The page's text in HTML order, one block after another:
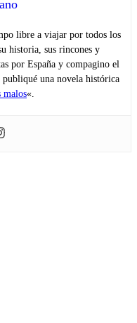
libre a viajar por todos los
historia, sus rincones y
por España y compagino el
una novela histórica
malos«.